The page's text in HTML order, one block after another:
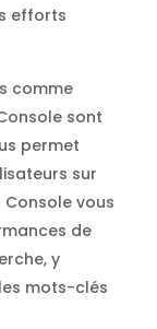
efforts
comme
sont
permet
sur
vous
de
y
mots-clés